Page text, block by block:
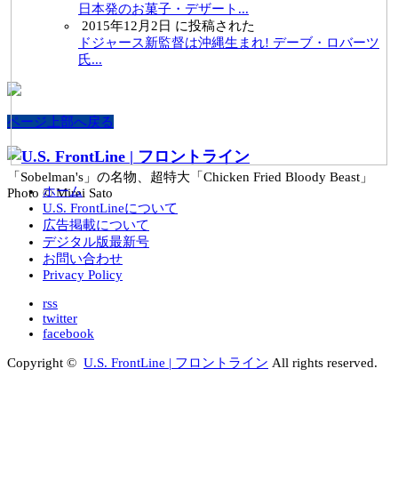
「Sobelman's」の名物、超特大「Chicken Fried Bloody Beast」
Photo © Mirei Sato
日本発のお菓子・デザート...
2015年12月2日 に投稿された
ドジャース新監督は沖縄生まれ! デーブ・ロバーツ
氏...
ページ上部へ戻る
ホーム
U.S. FrontLineについて
広告掲載について
デジタル版最新号
お問い合わせ
Privacy Policy
rss
twitter
facebook
Copyright © U.S. FrontLine | フロントライン All rights reserved.